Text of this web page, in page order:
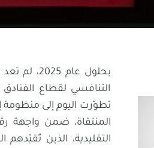
التنافسي لقطاع
تطوّرت اليوم إلى منظومة
المنتقاة، ضمن واجهة
التقليدية، الذين تُقيّدهم